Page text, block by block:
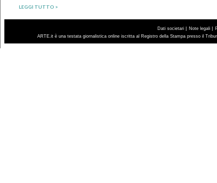
LEGGI TUTTO >
Dati societari | Note legali |
ARTE.it è una testata giornalistica online iscritta al Registro della Stampa presso il